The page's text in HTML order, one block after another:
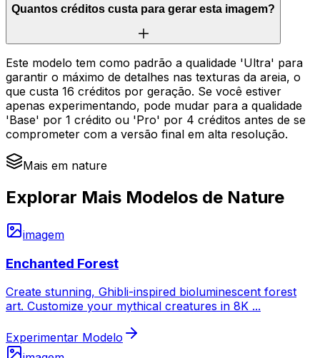
Quantos créditos custa para gerar esta imagem?
Este modelo tem como padrão a qualidade 'Ultra' para
garantir o máximo de detalhes nas texturas da areia, o
que custa 16 créditos por geração. Se você estiver
apenas experimentando, pode mudar para a qualidade
'Base' por 1 crédito ou 'Pro' por 4 créditos antes de se
comprometer com a versão final em alta resolução.
Mais em nature
Explorar Mais Modelos de Nature
imagem
Enchanted Forest
Create stunning, Ghibli-inspired bioluminescent forest
art. Customize your mythical creatures in 8K ...
Experimentar Modelo